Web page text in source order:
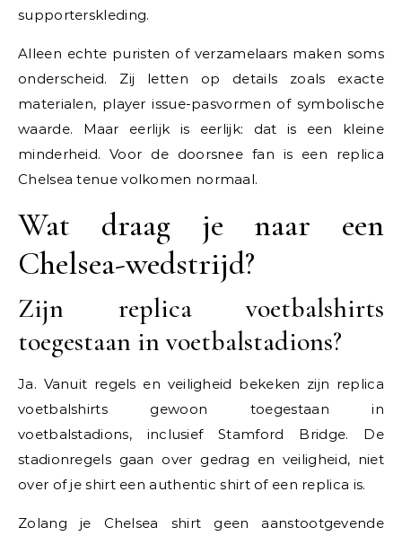
supporterskleding.
Alleen echte puristen of verzamelaars maken soms
onderscheid. Zij letten op details zoals exacte
materialen, player issue-pasvormen of symbolische
waarde. Maar eerlijk is eerlijk: dat is een kleine
minderheid. Voor de doorsnee fan is een replica
Chelsea tenue volkomen normaal.
Wat draag je naar een
Chelsea-wedstrijd?
Zijn replica voetbalshirts
toegestaan in voetbalstadions?
Ja. Vanuit regels en veiligheid bekeken zijn replica
voetbalshirts gewoon toegestaan in
voetbalstadions, inclusief Stamford Bridge. De
stadionregels gaan over gedrag en veiligheid, niet
over of je shirt een authentic shirt of een replica is.
Zolang je Chelsea shirt geen aanstootgevende